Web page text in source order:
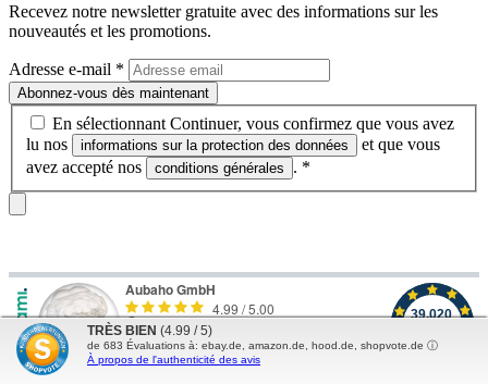
Recevez notre newsletter gratuite avec des informations sur les
nouveautés et les promotions.
Adresse e-mail *
Abonnez-vous dès maintenant
En sélectionnant Continuer, vous confirmez que vous avez
lu nos
informations sur la protection des données
et que vous
avez accepté nos
conditions générales . *
TRÈS BIEN (4.99 / 5)
de 683 Évaluations à: ebay.de, amazon.de, hood.de, shopvote.de ⓘ
À propos de l'authenticité des avis